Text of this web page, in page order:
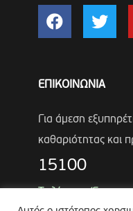
ΕΠΙΚΟΙΝΩΝΙΑ
Για άμεση
καθαριότητας και
15100